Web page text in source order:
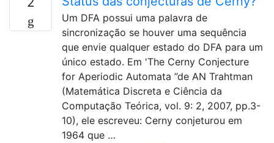
Um DFA possui uma palavra de
sincronização se houver uma sequência
que envie qualquer estado do DFA para um
único estado. Em 'The Cerny Conjecture
for Aperiodic Automata ”de AN Trahtman
(Matemática Discreta e Ciência da
Computação Teórica, vol. 9: 2, 2007, pp.3-
10), ele escreveu: Cerny conjeturou em
1964 que …